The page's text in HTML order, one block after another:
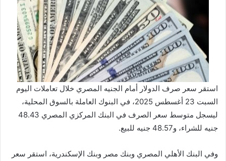
استقر سعر صرف الدولار أمام الجنيه المصري خلال تعاملات اليوم
السبت 23 أغسطس 2025، في البنوك العاملة بالسوق المحلية،
ليسجل متوسط سعر الصرف في البنك المركزي المصري 48.43
جنيه للشراء، و48.57 جنيه للبيع.
وفي البنك الأهلي المصري وبنك مصر وبنك الإسكندرية، استقر سعر